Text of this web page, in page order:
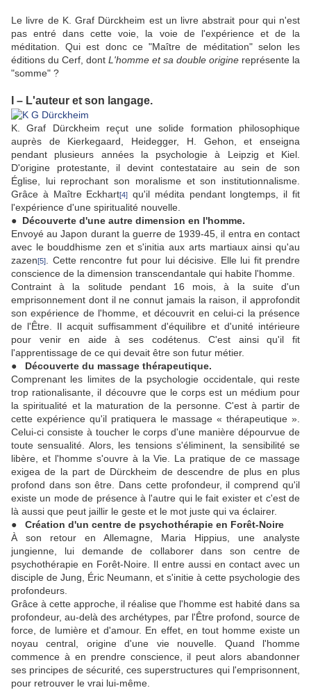
Le livre de K. Graf Dürckheim est un livre abstrait pour qui n'est
pas entré dans cette voie, la voie de l'expérience et de la
méditation. Qui est donc ce "Maître de méditation" selon les
éditions du Cerf, dont L'homme et sa double origine représente la
"somme" ?
I – L'auteur et son langage.
K. Graf Dürckheim reçut une solide formation philosophique
auprès de Kierkegaard, Heidegger, H. Gehon, et enseigna
pendant plusieurs années la psychologie à Leipzig et Kiel.
D'origine protestante, il devint contestataire au sein de son
Église, lui reprochant son moralisme et son institutionnalisme.
Grâce à Maître Eckhart[4] qu'il médita pendant longtemps, il fit
l'expérience d'une spiritualité nouvelle.
● Découverte d'une autre dimension en l'homme.
Envoyé au Japon durant la guerre de 1939-45, il entra en contact
avec le bouddhisme zen et s'initia aux arts martiaux ainsi qu'au
zazen[5]
. Cette rencontre fut pour lui décisive. Elle lui fit prendre
conscience de la dimension transcendantale qui habite l'homme.
Contraint à la solitude pendant 16 mois, à la suite d'un
emprisonnement dont il ne connut jamais la raison, il approfondit
son expérience de l'homme, et découvrit en celui-ci la présence
de l'Être. Il acquit suffisamment d'équilibre et d'unité intérieure
pour venir en aide à ses codétenus. C'est ainsi qu'il fit
l'apprentissage de ce qui devait être son futur métier.
● Découverte du massage thérapeutique.
Comprenant les limites de la psychologie occidentale, qui reste
trop rationalisante, il découvre que le corps est un médium pour
la spiritualité et la maturation de la personne. C'est à partir de
cette expérience qu'il pratiquera le massage « thérapeutique ».
Celui-ci consiste à toucher le corps d'une manière dépourvue de
toute sensualité. Alors, les tensions s'éliminent, la sensibilité se
libère, et l'homme s'ouvre à la Vie. La pratique de ce massage
exigea de la part de Dürckheim de descendre de plus en plus
profond dans son être. Dans cette profondeur, il comprend qu'il
existe un mode de présence à l'autre qui le fait exister et c'est de
là aussi que peut jaillir le geste et le mot juste qui va éclairer.
● Création d'un centre de psychothérapie en Forêt-Noire
À son retour en Allemagne, Maria Hippius, une analyste
jungienne, lui demande de collaborer dans son centre de
psychothérapie en Forêt-Noire. Il entre aussi en contact avec un
disciple de Jung, Éric Neumann, et s'initie à cette psychologie des
profondeurs.
Grâce à cette approche, il réalise que l'homme est habité dans sa
profondeur, au-delà des archétypes, par l'Être profond, source de
force, de lumière et d'amour. En effet, en tout homme existe un
noyau central, origine d'une vie nouvelle. Quand l'homme
commence à en prendre conscience, il peut alors abandonner
ses principes de sécurité, ces superstructures qui l'emprisonnent,
pour retrouver le vrai lui-même.